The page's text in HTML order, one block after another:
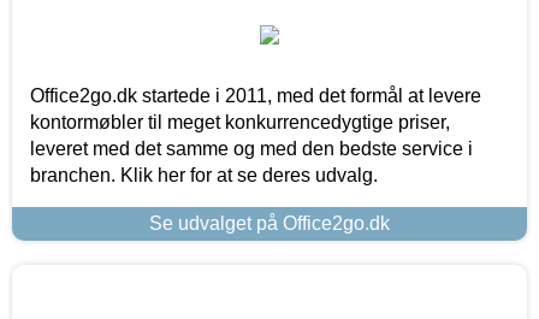
Office2go.dk startede i 2011, med det formål at levere
kontormøbler til meget konkurrencedygtige priser,
leveret med det samme og med den bedste service i
branchen. Klik her for at se deres udvalg.
Se udvalget på Office2go.dk